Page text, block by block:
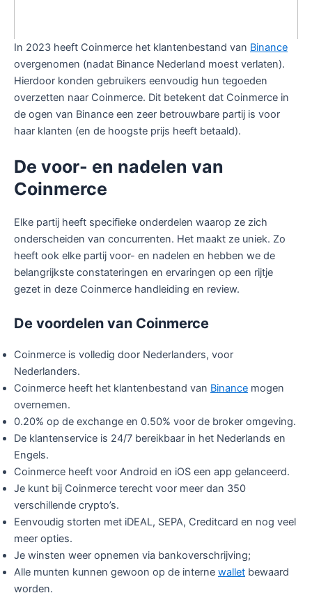
In 2023 heeft Coinmerce het klantenbestand van Binance
overgenomen (nadat Binance Nederland moest verlaten).
Hierdoor konden gebruikers eenvoudig hun tegoeden
overzetten naar Coinmerce. Dit betekent dat Coinmerce in
de ogen van Binance een zeer betrouwbare partij is voor
haar klanten (en de hoogste prijs heeft betaald).
De voor- en nadelen van
Coinmerce
Elke partij heeft specifieke onderdelen waarop ze zich
onderscheiden van concurrenten. Het maakt ze uniek. Zo
heeft ook elke partij voor- en nadelen en hebben we de
belangrijkste constateringen en ervaringen op een rijtje
gezet in deze Coinmerce handleiding en review.
De voordelen van Coinmerce
Coinmerce is volledig door Nederlanders, voor
Nederlanders.
Coinmerce heeft het klantenbestand van Binance mogen
overnemen.
0.20% op de exchange en 0.50% voor de broker omgeving.
De klantenservice is 24/7 bereikbaar in het Nederlands en
Engels.
Coinmerce heeft voor Android en iOS een app gelanceerd.
Je kunt bij Coinmerce terecht voor meer dan 350
verschillende crypto’s.
Eenvoudig storten met iDEAL, SEPA, Creditcard en nog veel
meer opties.
Je winsten weer opnemen via bankoverschrijving;
Alle munten kunnen gewoon op de interne wallet bewaard
worden.